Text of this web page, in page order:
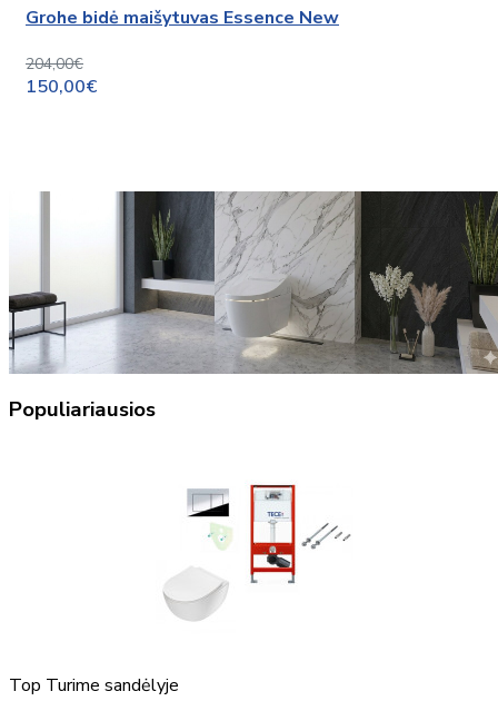
Grohe bidė maišytuvas Essence New
204,00€
150,00€
Populiariausios
Top Turime sandėlyje